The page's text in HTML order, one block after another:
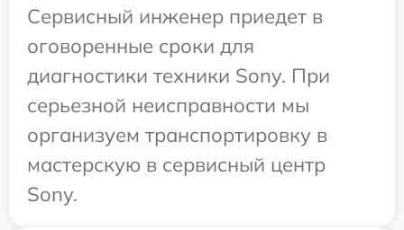
Сервисный инженер приедет в
оговоренные сроки для
диагностики техники Sony. При
серьезной неисправности мы
организуем транспортировку в
мастерскую в сервисный центр
Sony.